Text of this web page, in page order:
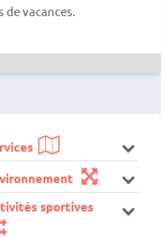
vacances.
sportives